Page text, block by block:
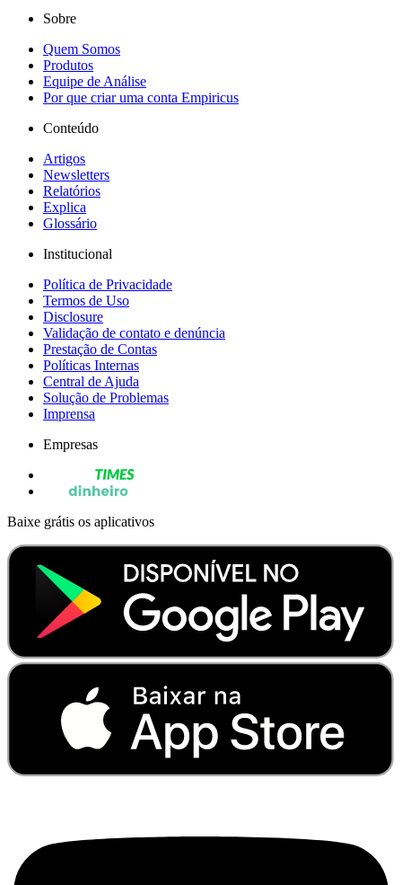
Sobre
Quem Somos
Produtos
Equipe de Análise
Por que criar uma conta Empiricus
Conteúdo
Artigos
Newsletters
Relatórios
Explica
Glossário
Institucional
Política de Privacidade
Termos de Uso
Disclosure
Validação de contato e denúncia
Prestação de Contas
Políticas Internas
Central de Ajuda
Solução de Problemas
Imprensa
Empresas
Baixe grátis os aplicativos